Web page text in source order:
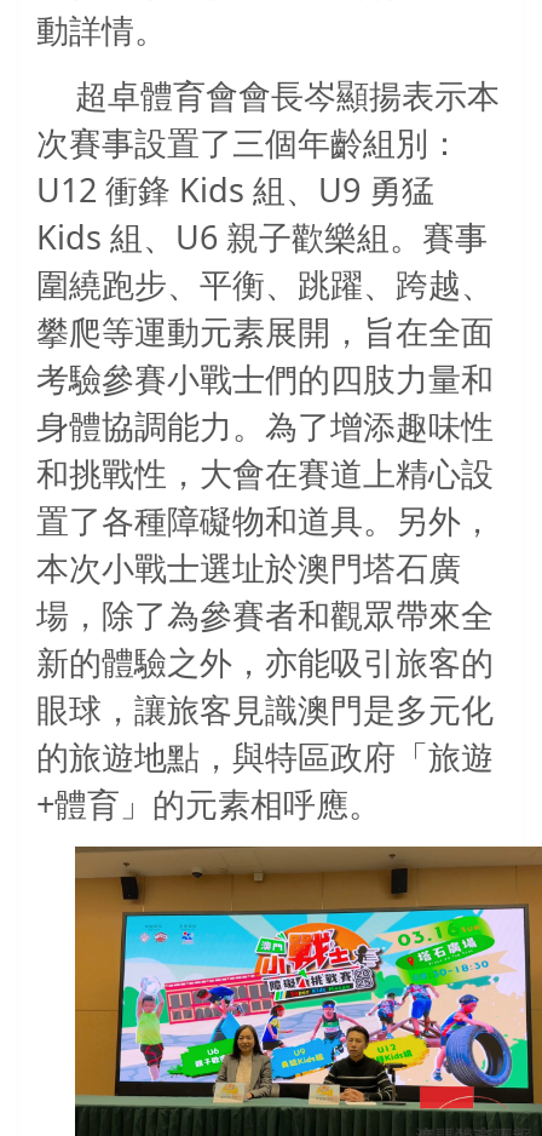
動詳情。
超卓體育會會長岑顯揚表示本
次賽事設置了三個年齡組別：
U12 衝鋒 Kids 組、 U9 勇猛
Kids 組、 U6 親子歡樂組。賽事
圍繞跑步、平衡、跳躍、跨越、
攀爬等運動元素展開，旨在全面
考驗參賽小戰士們的四肢力量和
身體協調能力。為了增添趣味性
和挑戰性，大會在賽道上精心設
置了各種障礙物和道具。另外，
本次小戰士選址於澳門塔石廣
場，除了為參賽者和觀眾帶來全
新的體驗之外，亦能吸引旅客的
眼球，讓旅客見識澳門是多元化
的旅遊地點，與特區政府「旅遊
+體育」的元素相呼應。